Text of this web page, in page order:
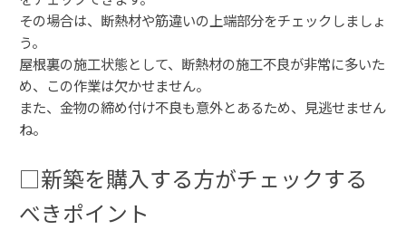
その場合は、断熱材や筋違いの上端部分をチェックしましょ
う。
屋根裏の施工状態として、断熱材の施工不良が非常に多いた
め、この作業は欠かせません。
また、金物の締め付け不良も意外とあるため、見逃せません
ね。
□新築を購入する方がチェックする
べきポイント